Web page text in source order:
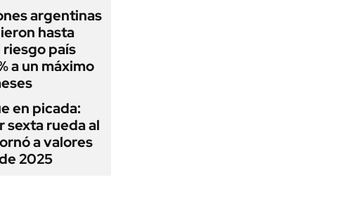
argentinas
hasta
riesgo país
a un máximo
en picada:
sexta rueda al
a valores
2025